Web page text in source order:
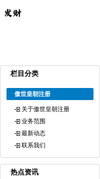
栏目分类
傲世皇朝注册
关于傲世皇朝注册
业务范围
最新动态
联系我们
热点资讯